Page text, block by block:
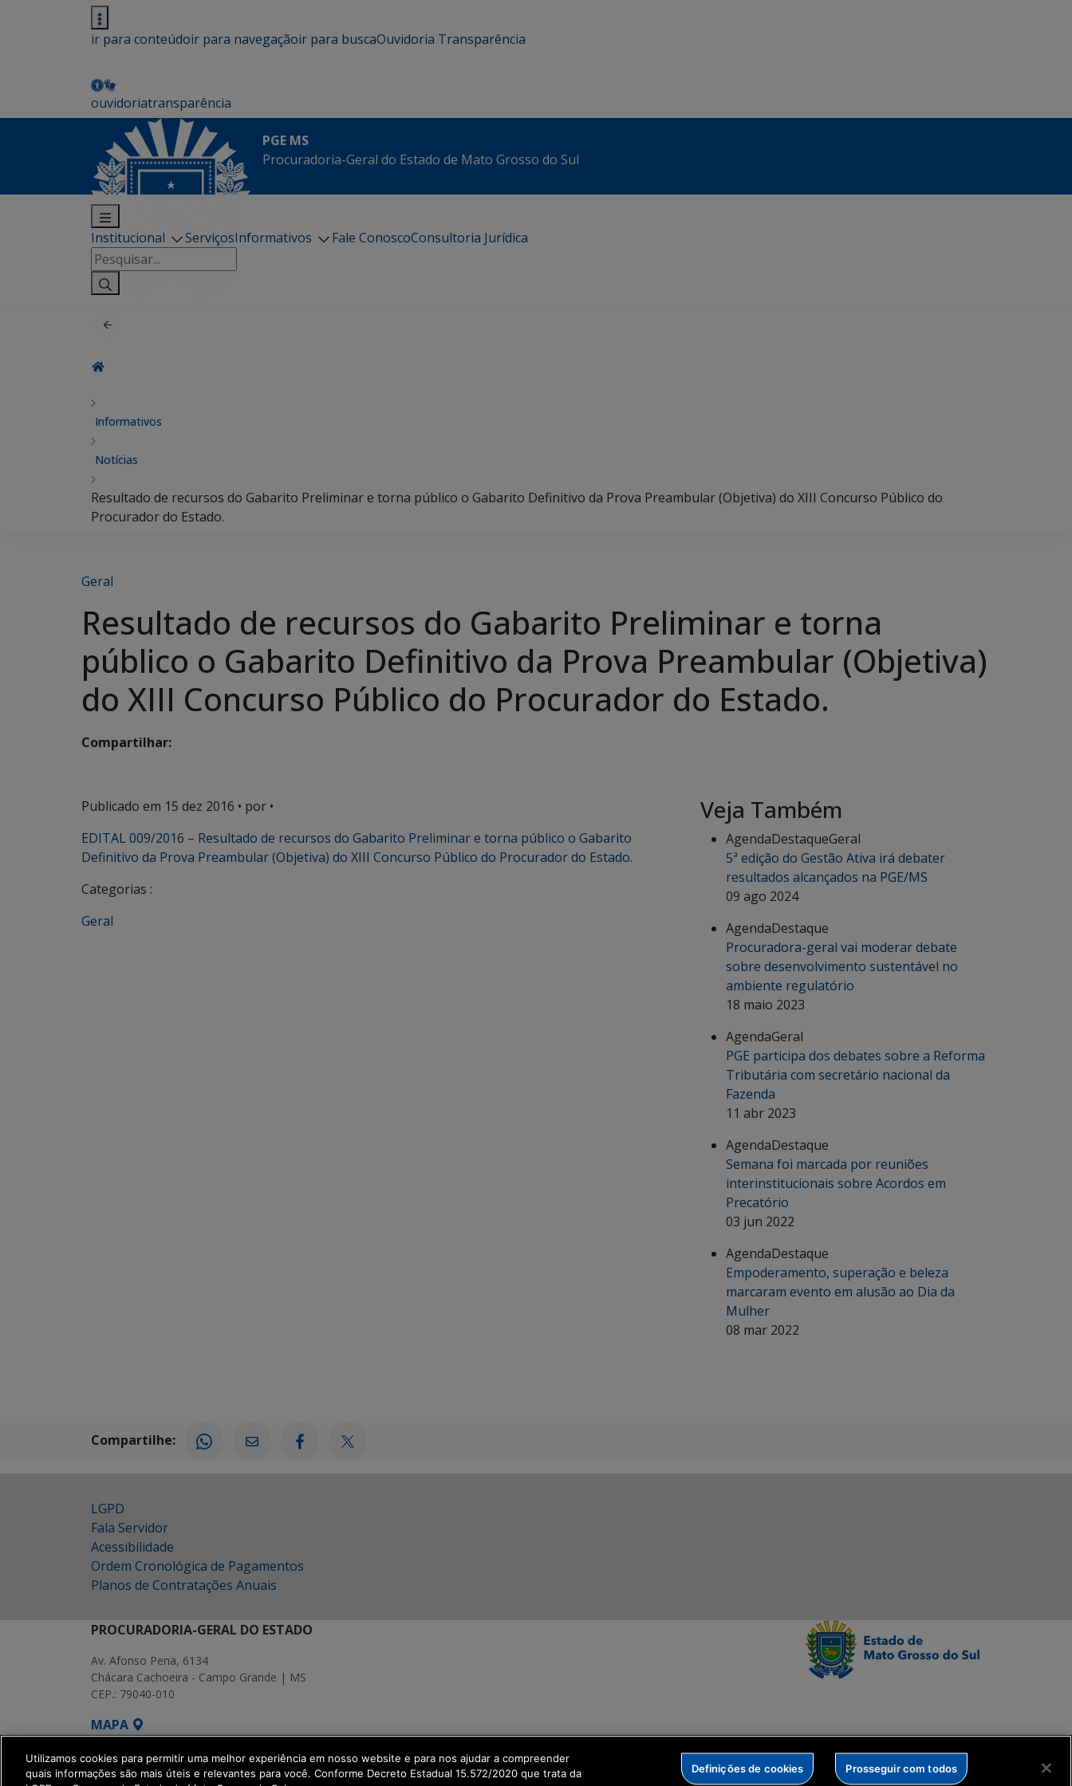
ir para conteúdoir para navegaçãoir para buscaOuvidoria Transparência
ouvidoriatransparência
PGE MS
Procuradoria-Geral do Estado de Mato Grosso do Sul
Institucional ServiçosInformativos Fale ConoscoConsultoria Jurídica
Pesquisar
por:
Informativos
Notícias
Resultado de recursos do Gabarito Preliminar e torna público o Gabarito Definitivo da Prova Preambular (Objetiva) do XIII Concurso Público do
Procurador do Estado.
Geral
Resultado de recursos do Gabarito Preliminar e torna
público o Gabarito Definitivo da Prova Preambular (Objetiva)
do XIII Concurso Público do Procurador do Estado.
Compartilhar:
Publicado em 15 dez 2016 • por •
EDITAL 009/2016 – Resultado de recursos do Gabarito Preliminar e torna público o Gabarito
Definitivo da Prova Preambular (Objetiva) do XIII Concurso Público do Procurador do Estado.
Categorias :
Geral
Veja Também
AgendaDestaqueGeral
5ª edição do Gestão Ativa irá debater
resultados alcançados na PGE/MS
09 ago 2024
AgendaDestaque
Procuradora-geral vai moderar debate
sobre desenvolvimento sustentável no
ambiente regulatório
18 maio 2023
AgendaGeral
PGE participa dos debates sobre a Reforma
Tributária com secretário nacional da
Fazenda
11 abr 2023
AgendaDestaque
Semana foi marcada por reuniões
interinstitucionais sobre Acordos em
Precatório
03 jun 2022
AgendaDestaque
Empoderamento, superação e beleza
marcaram evento em alusão ao Dia da
Mulher
08 mar 2022
Compartilhe:
LGPD
Fala Servidor
Acessibilidade
Ordem Cronológica de Pagamentos
Planos de Contratações Anuais
PROCURADORIA-GERAL DO ESTADO
Av. Afonso Pena, 6134
Chácara Cachoeira - Campo Grande | MS
CEP.: 79040-010
MAPA
SETDIG | Secretaria-Executiva de Transformação Digital
Utilizamos cookies para permitir uma melhor experiência em nosso website e para nos ajudar a compreender
quais informações são mais úteis e relevantes para você. Conforme Decreto Estadual 15.572/2020 que trata da
Definições de cookies Prosseguir com todos